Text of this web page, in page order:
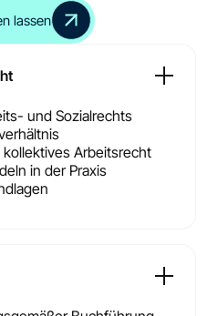
lassen
und Sozialrechts
Arbeitsrecht
in der Praxis